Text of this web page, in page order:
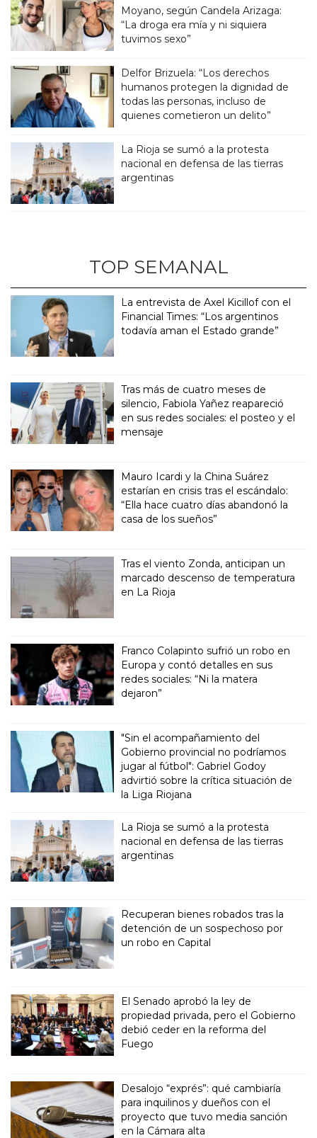
Moyano, según Candela Arizaga:
“La droga era mía y ni siquiera
tuvimos sexo”
Delfor Brizuela: “Los derechos
humanos protegen la dignidad de
todas las personas, incluso de
quienes cometieron un delito”
La Rioja se sumó a la protesta
nacional en defensa de las tierras
argentinas
TOP SEMANAL
La entrevista de Axel Kicillof con el
Financial Times: “Los argentinos
todavía aman el Estado grande”
Tras más de cuatro meses de
silencio, Fabiola Yañez reapareció
en sus redes sociales: el posteo y el
mensaje
Mauro Icardi y la China Suárez
estarían en crisis tras el escándalo:
“Ella hace cuatro días abandonó la
casa de los sueños”
Tras el viento Zonda, anticipan un
marcado descenso de temperatura
en La Rioja
Franco Colapinto sufrió un robo en
Europa y contó detalles en sus
redes sociales: “Ni la matera
dejaron”
"Sin el acompañamiento del
Gobierno provincial no podríamos
jugar al fútbol": Gabriel Godoy
advirtió sobre la crítica situación de
la Liga Riojana
La Rioja se sumó a la protesta
nacional en defensa de las tierras
argentinas
Recuperan bienes robados tras la
detención de un sospechoso por
un robo en Capital
El Senado aprobó la ley de
propiedad privada, pero el Gobierno
debió ceder en la reforma del
Fuego
Desalojo “exprés”: qué cambiaría
para inquilinos y dueños con el
proyecto que tuvo media sanción
en la Cámara alta